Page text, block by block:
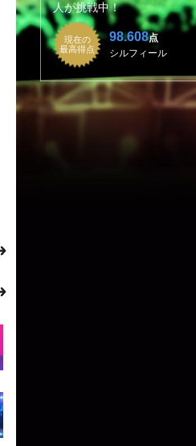
人が挑戦中！
現在の
最高得点
98.608点
シルフィール